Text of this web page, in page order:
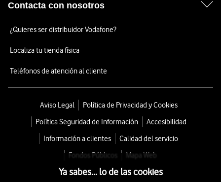
Contacta con nosotros
¿Quieres ser distribuidor Vodafone?
Localiza tu tienda física
Teléfonos de atención al cliente
Aviso Legal
Política de Privacidad y Cookies
Política Seguridad de Información
Accesibilidad
Información a clientes
Calidad del servicio
Fondos Públicos
Mapa Web
Ya sabes... lo de las cookies